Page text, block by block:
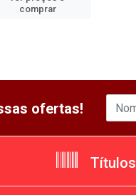
comprar
ofertas!
Títulos